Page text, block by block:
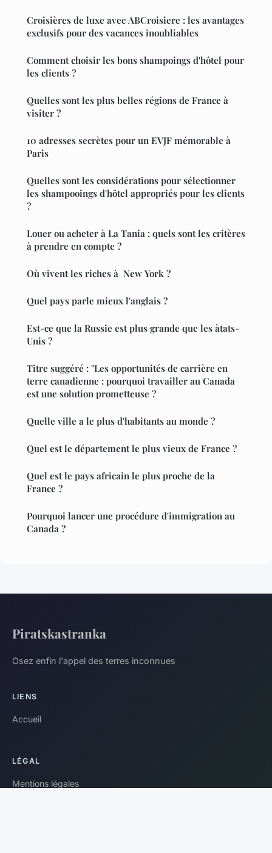
Croisières de luxe avec ABCroisiere : les avantages
exclusifs pour des vacances inoubliables
Comment choisir les bons shampoings d'hôtel pour
les clients ?
Quelles sont les plus belles régions de France à
visiter ?
10 adresses secrètes pour un EVJF mémorable à
Paris
Quelles sont les considérations pour sélectionner
les shampooings d'hôtel appropriés pour les clients
?
Louer ou acheter à La Tania : quels sont les critères
à prendre en compte ?
Où vivent les riches à New York ?
Quel pays parle mieux l'anglais ?
Est-ce que la Russie est plus grande que les àtats-
Unis ?
Titre suggéré : "Les opportunités de carrière en
terre canadienne : pourquoi travailler au Canada
est une solution prometteuse ?
Quelle ville a le plus d'habitants au monde ?
Quel est le département le plus vieux de France ?
Quel est le pays africain le plus proche de la
France ?
Pourquoi lancer une procédure d'immigration au
Canada ?
Piratskastranka
Osez enfin l'appel des terres inconnues
LIENS
Accueil
LÉGAL
Mentions légales